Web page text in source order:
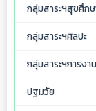
กลุ่มสาระฯสุขศึก
กลุ่มสาระฯศิลปะ
กลุ่มสาระฯการงา
ปฐมวัย